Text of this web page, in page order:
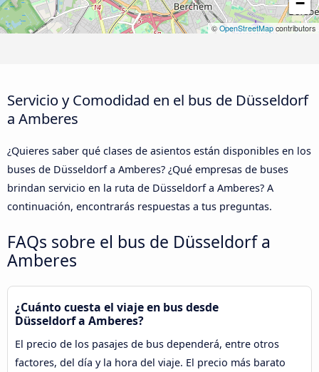
© OpenStreetMap contributors
Servicio y Comodidad en el bus de Düsseldorf
a Amberes
¿Quieres saber qué clases de asientos están disponibles en los
buses de Düsseldorf a Amberes? ¿Qué empresas de buses
brindan servicio en la ruta de Düsseldorf a Amberes? A
continuación, encontrarás respuestas a tus preguntas.
FAQs sobre el bus de Düsseldorf a
Amberes
¿Cuánto cuesta el viaje en bus desde
Düsseldorf a Amberes?
El precio de los pasajes de bus dependerá, entre otros
factores, del día y la hora del viaje. El precio más barato